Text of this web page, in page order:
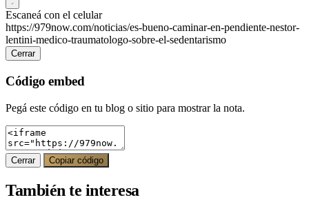
Escaneá con el celular
https://979now.com/noticias/es-bueno-caminar-en-pendiente-nestor-
lentini-medico-traumatologo-sobre-el-sedentarismo
Cerrar
Código embed
Pegá este código en tu blog o sitio para mostrar la nota.
Cerrar Copiar código
También te interesa